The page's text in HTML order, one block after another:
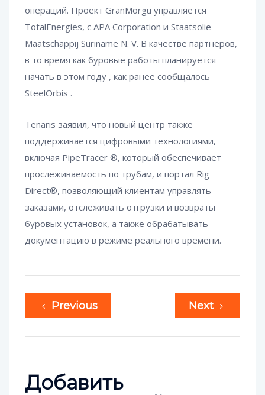
операций. Проект GranMorgu управляется
TotalEnergies, с APA Corporation и Staatsolie
Maatschappij Suriname N. V. В качестве партнеров,
в то время как буровые работы планируется
начать в этом году , как ранее сообщалось
SteelOrbis .
Tenaris заявил, что новый центр также
поддерживается цифровыми технологиями,
включая PipeTracer ®, который обеспечивает
прослеживаемость по трубам, и портал Rig
Direct®, позволяющий клиентам управлять
заказами, отслеживать отгрузки и возвраты
буровых установок, а также обрабатывать
документацию в режиме реального времени.
Previous Next
Добавить